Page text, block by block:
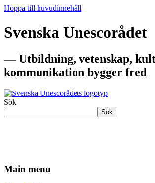
Hoppa till huvudinnehåll
Svenska Unescorådet
— Utbildning, vetenskap,
kommunikation bygger fred
Sök
Sök
Main menu